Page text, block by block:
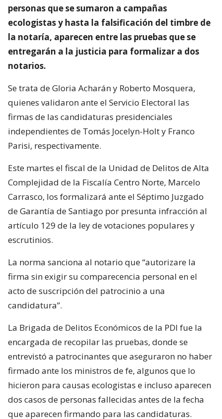
personas que se sumaron a campañas
ecologistas y hasta la falsificación del timbre de
la notaría, aparecen entre las pruebas que se
entregarán a la justicia para formalizar a dos
notarios.
Se trata de Gloria Acharán y Roberto Mosquera,
quienes validaron ante el Servicio Electoral las
firmas de las candidaturas presidenciales
independientes de Tomás Jocelyn-Holt y Franco
Parisi, respectivamente.
Este martes el fiscal de la Unidad de Delitos de Alta
Complejidad de la Fiscalía Centro Norte, Marcelo
Carrasco, los formalizará ante el Séptimo Juzgado
de Garantía de Santiago por presunta infracción al
artículo 129 de la ley de votaciones populares y
escrutinios.
La norma sanciona al notario que “autorizare la
firma sin exigir su comparecencia personal en el
acto de suscripción del patrocinio a una
candidatura”.
La Brigada de Delitos Económicos de la PDI fue la
encargada de recopilar las pruebas, donde se
entrevistó a patrocinantes que aseguraron no haber
firmado ante los ministros de fe, algunos que lo
hicieron para causas ecologistas e incluso aparecen
dos casos de personas fallecidas antes de la fecha
que aparecen firmando para las candidaturas.